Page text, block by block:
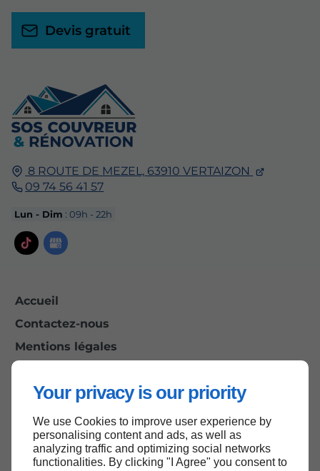
Your privacy is our priority
We use Cookies to improve user experience by
personalising content and ads, as well as
analyzing traffic and optimizing social networks
functionalities. By clicking "I Agree" you consent to
8 ROUTE DE MEZEL, 63910 VERTAIZON
09 74 56 41 57
Lun - Dim : 09h - 22h
Accueil
Contactez-nous
Mentions légales
Devis gratuit
Haut de page